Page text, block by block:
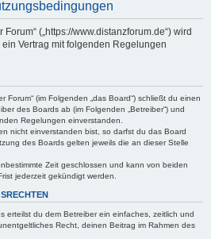
(„https://www.distanzforum.de“) wird
Vertrag mit folgenden Regelungen
Forum“ (im Folgenden „das Board“) schließt du einen
des Boards ab (im Folgenden „Betreiber“) und
Regelungen einverstanden.
nicht einverstanden bist, so darfst du das Board
des Boards gelten jeweils die an dieser Stelle
Zeit geschlossen und kann von beiden
jederzeit gekündigt werden.
erteilst du dem Betreiber ein einfaches, zeitlich und
Recht, deinen Beitrag im Rahmen des